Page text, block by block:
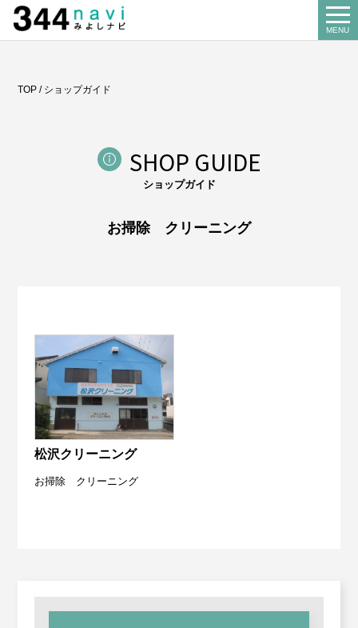
MENU
TOP / ショップガイド
SHOP GUIDE
ショップガイド
お掃除 クリーニング
松沢クリーニング
お掃除 クリーニング
みよし商工会とは
事業案内
個別企業診断
労働保険事務委託
設備・運転資金の相談
お知らせ
Contact
お問い合わせ